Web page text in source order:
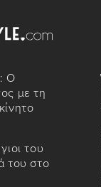
Ο
με τη
του
του στο